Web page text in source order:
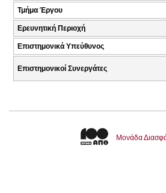
Τμήμα Έργου
Ερευνητική Περιοχή
Επιστημονικά Υπεύθυνος
Επιστημονικοί Συνεργάτες
Μονάδα